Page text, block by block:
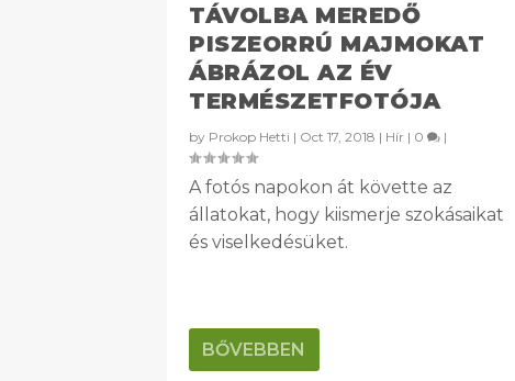
TÁVOLBA MEREDŐ
PISZEORRÚ MAJMOKAT
ÁBRÁZOL AZ ÉV
TERMÉSZETFOTÓJA
by Prokop Hetti | Oct 17, 2018 | Hír | 0 |
A fotós napokon át követte az
állatokat, hogy kiismerje szokásaikat
és viselkedésüket.
BŐVEBBEN